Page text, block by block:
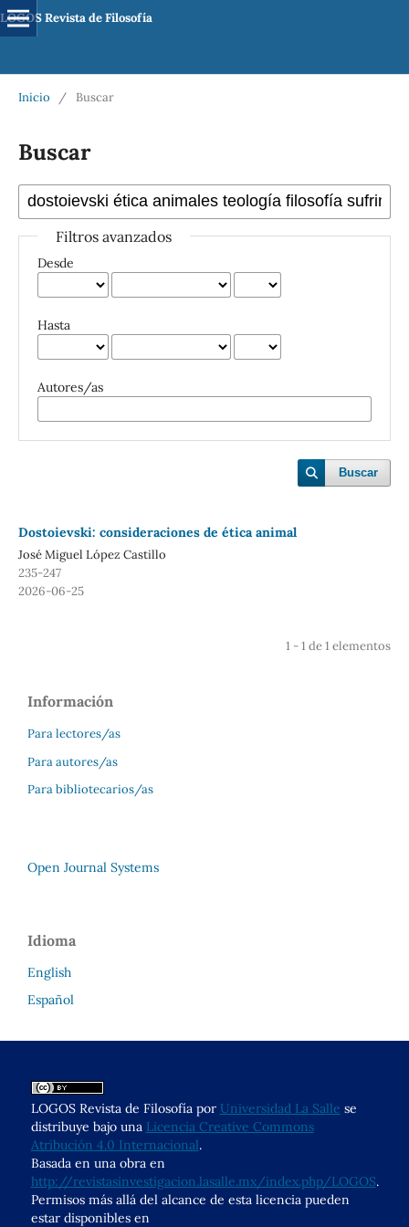
LOGOS Revista de Filosofía
Inicio / Buscar
Buscar
Filtros avanzados
Desde
Hasta
Autores/as
Buscar
Dostoievski: consideraciones de ética animal
José Miguel López Castillo
235-247
2026-06-25
1 - 1 de 1 elementos
Información
Para lectores/as
Para autores/as
Para bibliotecarios/as
Open Journal Systems
Idioma
English
Español
LOGOS Revista de Filosofía por Universidad La Salle se
distribuye bajo una Licencia Creative Commons
Atribución 4.0 Internacional.
Basada en una obra en
http://revistasinvestigacion.lasalle.mx/index.php/LOGOS.
Permisos más allá del alcance de esta licencia pueden
estar disponibles en